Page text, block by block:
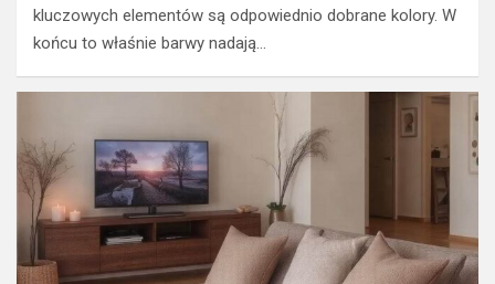
kluczowych elementów są odpowiednio dobrane kolory. W
końcu to właśnie barwy nadają…